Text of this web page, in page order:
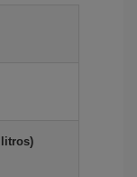
litros)